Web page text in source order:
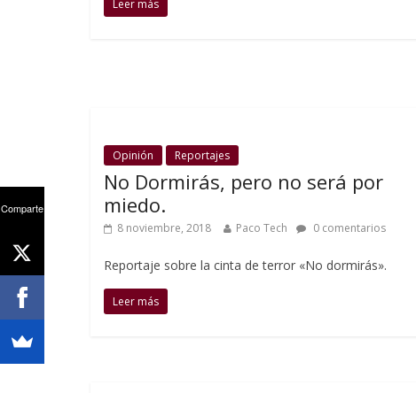
Leer más
Opinión Reportajes
No Dormirás, pero no será por
miedo.
8 noviembre, 2018 Paco Tech 0 comentarios
Reportaje sobre la cinta de terror «No dormirás».
Leer más
Comparte